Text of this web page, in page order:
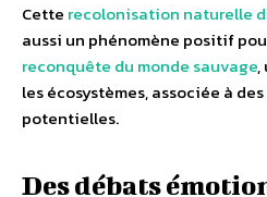
Cette recolonisation naturelle
aussi un phénomène positif
reconquête du monde sauvage,
les écosystèmes, associée à des
potentielles.
Des débats